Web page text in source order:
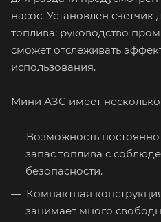
насос. Установлен счетчик
топлива: руководство
сможет отслеживать
использования.
Мини АЗС имеет
Возможность
запас топлива с
безопасности.
Компактная
занимает много